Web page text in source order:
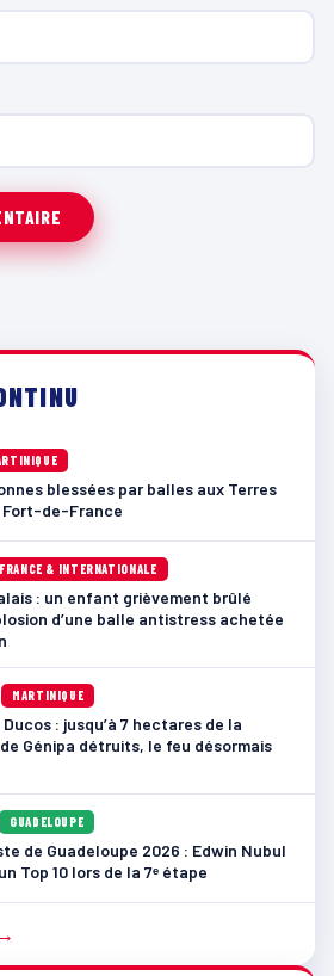
blessées par balles aux Terres
Fort-de-France
FRANCE & INTERNATIONALE
: un enfant grièvement brûlé
d’une balle antistress achetée
MARTINIQUE
: jusqu’à 7 hectares de la
Génipa détruits, le feu désormais
GUADELOUPE
de Guadeloupe 2026 : Edwin Nubul
Top 10 lors de la 7ᵉ étape